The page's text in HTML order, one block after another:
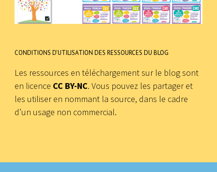
CONDITIONS D’UTILISATION DES RESSOURCES DU BLOG
Les ressources en téléchargement sur le blog sont
en licence CC BY-NC. Vous pouvez les partager et
les utiliser en nommant la source, dans le cadre
d’un usage non commercial.